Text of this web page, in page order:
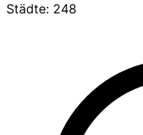
Städte: 248